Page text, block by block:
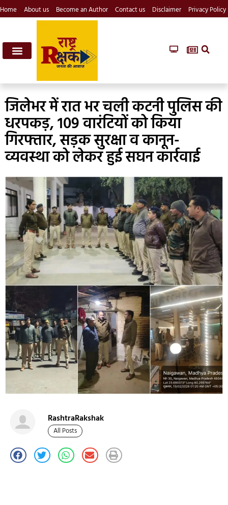
Home About us Become an Author Contact us Disclaimer Privacy Policy
जिलेभर में रात भर चली कटनी पुलिस की
धरपकड़, 109 वारंटियों को किया
गिरफ्तार, सड़क सुरक्षा व कानून-
व्यवस्था को लेकर हुई सघन कार्रवाई
RashtraRakshak
All Posts